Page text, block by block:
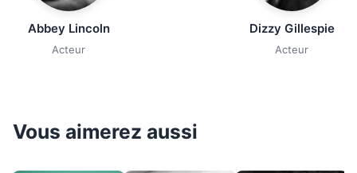
Abbey Lincoln
Acteur
Dizzy Gillespie
Acteur
Vous aimerez aussi